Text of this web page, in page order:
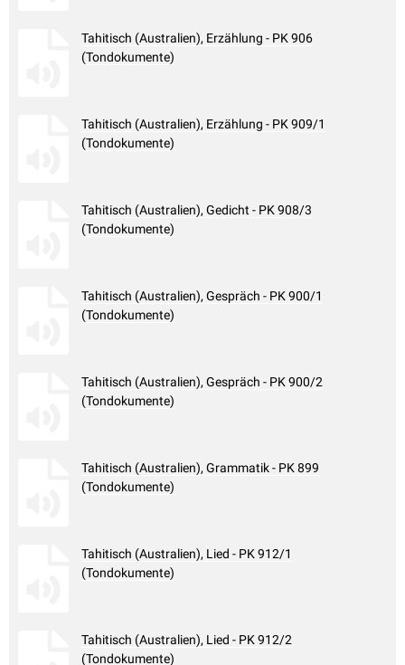
Tahitisch (Australien), Erzählung - PK 906
(Tondokumente)
Tahitisch (Australien), Erzählung - PK 909/1
(Tondokumente)
Tahitisch (Australien), Gedicht - PK 908/3
(Tondokumente)
Tahitisch (Australien), Gespräch - PK 900/1
(Tondokumente)
Tahitisch (Australien), Gespräch - PK 900/2
(Tondokumente)
Tahitisch (Australien), Grammatik - PK 899
(Tondokumente)
Tahitisch (Australien), Lied - PK 912/1
(Tondokumente)
Tahitisch (Australien), Lied - PK 912/2
(Tondokumente)